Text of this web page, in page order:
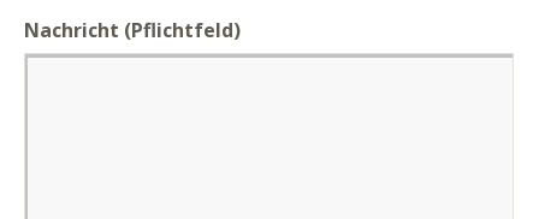
Nachricht (Pflichtfeld)